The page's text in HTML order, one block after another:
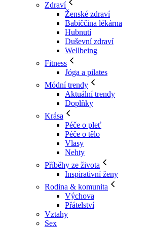
Zdraví
Ženské zdraví
Babiččina lékárna
Hubnutí
Duševní zdraví
Wellbeing
Fitness
Jóga a pilates
Módní trendy
Aktuální trendy
Doplňky
Krása
Péče o pleť
Péče o tělo
Vlasy
Nehty
Příběhy ze života
Inspirativní ženy
Rodina & komunita
Výchova
Přátelství
Vztahy
Sex